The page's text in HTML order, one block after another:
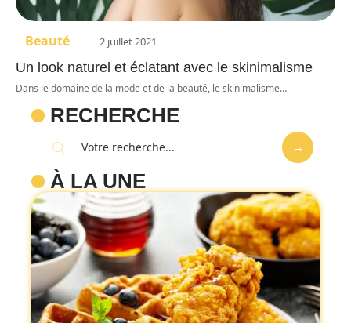
Beauté 2 juillet 2021
Un look naturel et éclatant avec le skinimalisme
Dans le domaine de la mode et de la beauté, le skinimalisme…
RECHERCHE
À LA UNE